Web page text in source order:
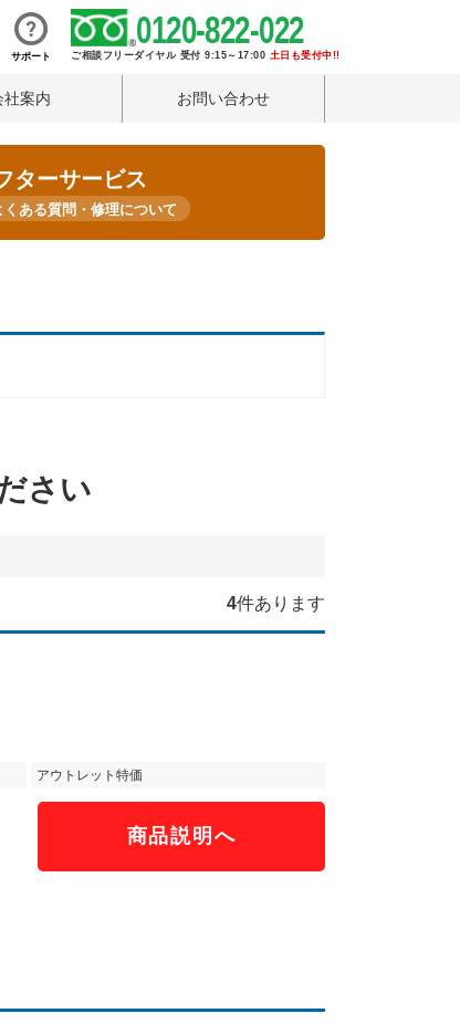
サポート
0120-822-022
ご相談フリーダイヤル 受付 9:15～17:00 土日も受付中!!
社案内 お問い合わせ
ターサービス
くある質問・修理について
さい
4件あります
アウトレット特価
商品説明へ